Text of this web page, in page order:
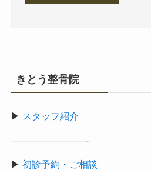
きとう整骨院
▶ スタッフ紹介
————————-
▶ 初診予約・ご相談